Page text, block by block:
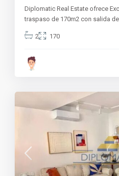
Diplomatic Real Estate ofrece
traspaso de 170m2 con salida
2 170